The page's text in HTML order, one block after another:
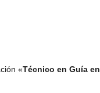
«Técnico en Guía en